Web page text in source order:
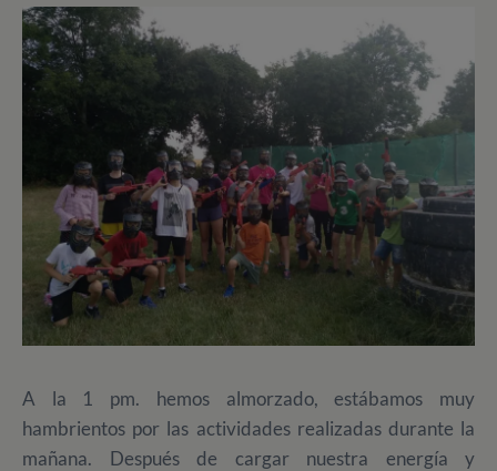
A la 1 pm. hemos almorzado, estábamos muy
hambrientos por las actividades realizadas durante la
mañana. Después de cargar nuestra energía y